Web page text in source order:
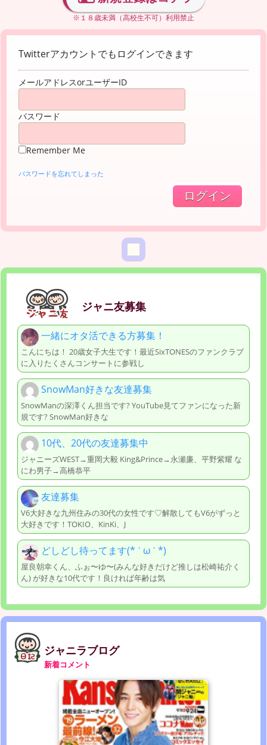
※１８歳未満（高校生不可）利用禁止
Twitterアカウントでもログインできます
メールアドレスorユーザーID
パスワード
Remember Me
パスワードを忘れてしまった
ジャニ友募集
一緒にオタ活できる方募集！
こんにちは！ 20歳女子大生です！最近SixTONESのファンクラブ
に入りたくさんコンサートに参戦し
SnowMan好きな友達募集
SnowManの深澤くん担当です? YouTube見てファンになった新
規です? SnowMan好きな
10代、20代の友達募集中
ジャニーズWEST→重岡大毅 King&Prince→永瀬廉、平野紫耀 な
にわ男子→高橋恭平
友達募集
V6大好きな九州住みの30代の女性です♡解散してもV6がずっと
大好きです！TOKIO、KinKi、J
どしどし待ってます(* ˊ ω ˋ *)
屋良朝幸くん、ふぉ〜ゆ〜(みんな好きだけど推しは松崎祐介く
ん) が好きな10代です！良ければ年齢は気
ジャニラブログ
新着コメント